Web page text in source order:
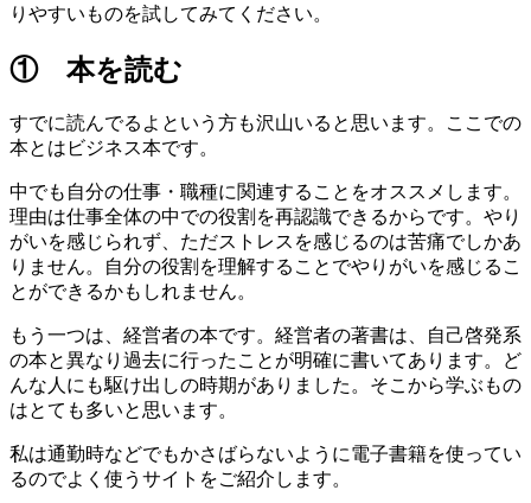
りやすいものを試してみてください。
① 本を読む
すでに読んでるよという方も沢山いると思います。ここでの
本とはビジネス本です。
中でも自分の仕事・職種に関連することをオススメします。
理由は仕事全体の中での役割を再認識できるからです。やり
がいを感じられず、ただストレスを感じるのは苦痛でしかあ
りません。自分の役割を理解することでやりがいを感じるこ
とができるかもしれません。
もう一つは、経営者の本です。経営者の著書は、自己啓発系
の本と異なり過去に行ったことが明確に書いてあります。ど
んな人にも駆け出しの時期がありました。そこから学ぶもの
はとても多いと思います。
私は通勤時などでもかさばらないように電子書籍を使ってい
るのでよく使うサイトをご紹介します。